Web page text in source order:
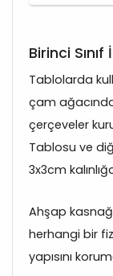
Birinci Sınıf
Tablolarda
çam
çerçeveler
Tablosu ve
3x3cm
Ahşap
herhangi bir
yapısını